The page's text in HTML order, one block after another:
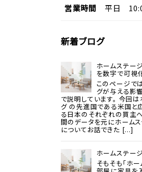
営業時間 平日
新着ブログ
ホームステー
を数字で可視
このページで
グが与える影
で説明しています。 今回
グ の先進国である米国と
る日本のそれぞれの買主
間のデータを元にホーム
についてお話できた [...]
ホームステー
そもそも「ホ